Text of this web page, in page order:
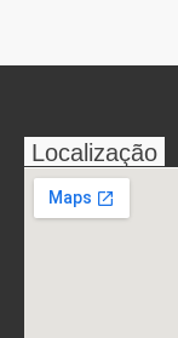
Localização